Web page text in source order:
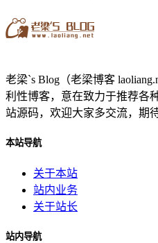
老梁`s Blog（老梁博客
利性博客，意在致力于推荐各
站源码，欢迎大家多交流，期
本站导航
关于本站
站内业务
关于站长
站内导航